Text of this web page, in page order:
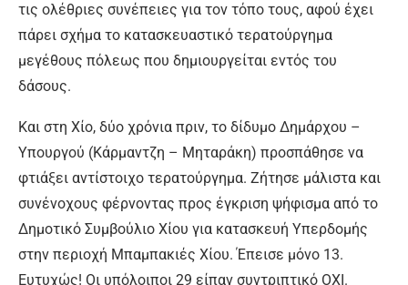
τις ολέθριες συνέπειες για τον τόπο τους, αφού έχει
πάρει σχήμα το κατασκευαστικό τερατούργημα
μεγέθους πόλεως που δημιουργείται εντός του
δάσους.
Και στη Χίο, δύο χρόνια πριν, το δίδυμο Δημάρχου –
Υπουργού (Κάρμαντζη – Μηταράκη) προσπάθησε να
φτιάξει αντίστοιχο τερατούργημα. Ζήτησε μάλιστα και
συνένοχους φέρνοντας προς έγκριση ψήφισμα από το
Δημοτικό Συμβούλιο Χίου για κατασκευή Υπερδομής
στην περιοχή Μπαμπακιές Χίου. Έπεισε μόνο 13.
Ευτυχώς! Οι υπόλοιποι 29 είπαν συντριπτικό ΟΧΙ.